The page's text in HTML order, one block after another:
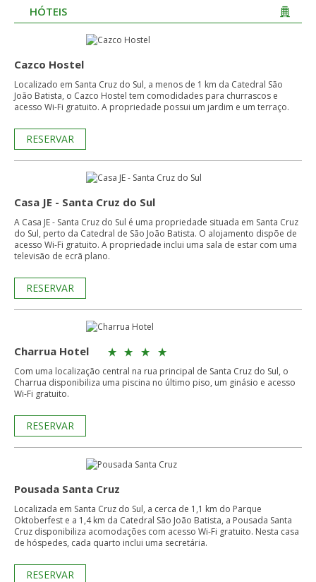
HÓTEIS
Cazco Hostel
Localizado em Santa Cruz do Sul, a menos de 1 km da Catedral São
João Batista, o Cazco Hostel tem comodidades para churrascos e
acesso Wi-Fi gratuito. A propriedade possui um jardim e um terraço.
RESERVAR
Casa JE - Santa Cruz do Sul
A Casa JE - Santa Cruz do Sul é uma propriedade situada em Santa Cruz
do Sul, perto da Catedral de São João Batista. O alojamento dispõe de
acesso Wi-Fi gratuito. A propriedade inclui uma sala de estar com uma
televisão de ecrã plano.
RESERVAR
Charrua Hotel
Com uma localização central na rua principal de Santa Cruz do Sul, o
Charrua disponibiliza uma piscina no último piso, um ginásio e acesso
Wi-Fi gratuito.
RESERVAR
Pousada Santa Cruz
Localizada em Santa Cruz do Sul, a cerca de 1,1 km do Parque
Oktoberfest e a 1,4 km da Catedral São João Batista, a Pousada Santa
Cruz disponibiliza acomodações com acesso Wi-Fi gratuito. Nesta casa
de hóspedes, cada quarto inclui uma secretária.
RESERVAR